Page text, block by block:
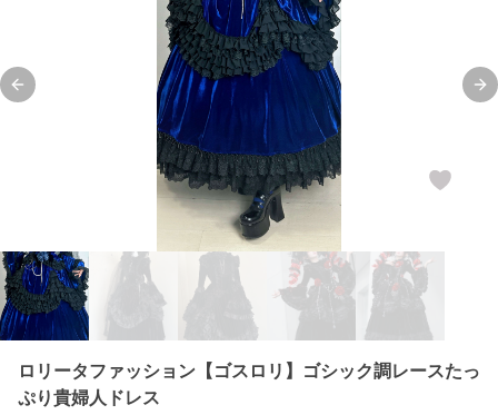
Previous slide
ロリータファッション【ゴスロリ】ゴシック調レースたっ
ぷり貴婦人ドレス